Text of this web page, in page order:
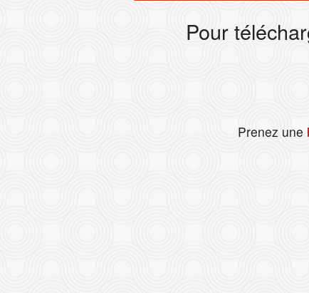
Pour
Prenez une